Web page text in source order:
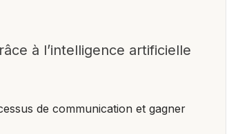
à l’intelligence artificielle
de communication et gagner